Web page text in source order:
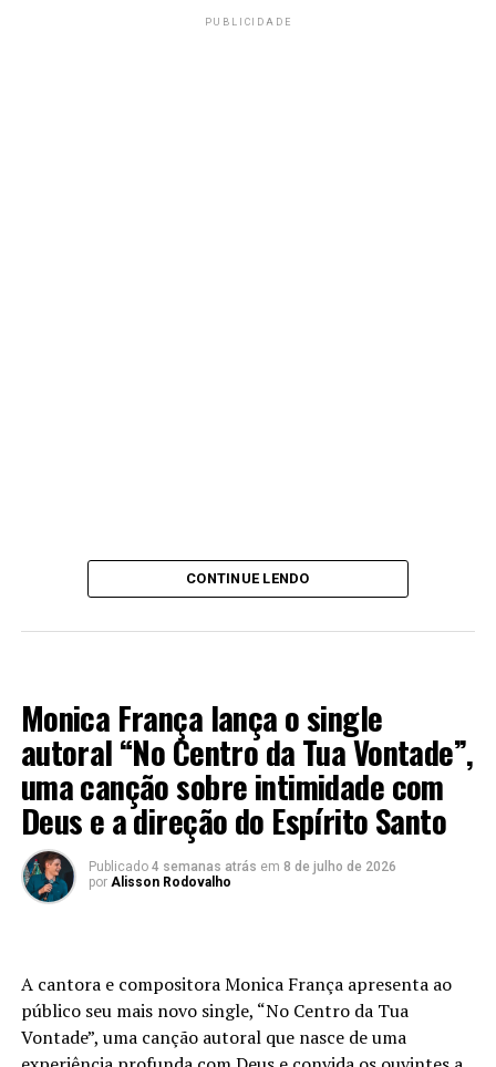
PUBLICIDADE
CONTINUE LENDO
Monica França lança o single
autoral “No Centro da Tua Vontade”,
uma canção sobre intimidade com
Deus e a direção do Espírito Santo
Publicado 4 semanas atrás em 8 de julho de 2026
por Alisson Rodovalho
A cantora e compositora Monica França apresenta ao
público seu mais novo single, “No Centro da Tua
Vontade”, uma canção autoral que nasce de uma